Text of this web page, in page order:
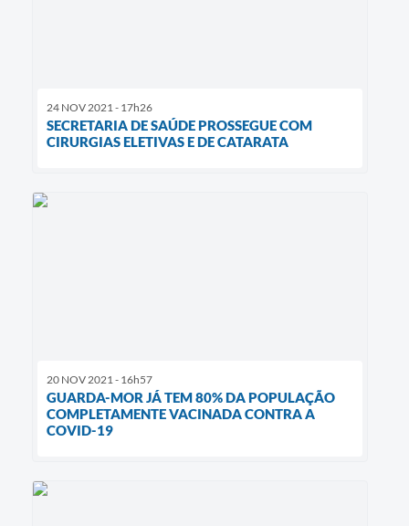
24 NOV 2021 - 17h26
SECRETARIA DE SAÚDE PROSSEGUE COM
CIRURGIAS ELETIVAS E DE CATARATA
20 NOV 2021 - 16h57
GUARDA-MOR JÁ TEM 80% DA POPULAÇÃO
COMPLETAMENTE VACINADA CONTRA A
COVID-19